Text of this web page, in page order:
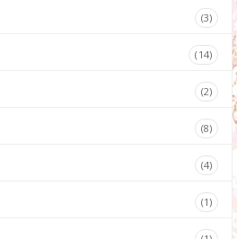
(3)
(14)
(2)
(8)
(4)
(1)